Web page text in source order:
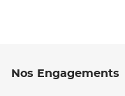
Nos Engagements